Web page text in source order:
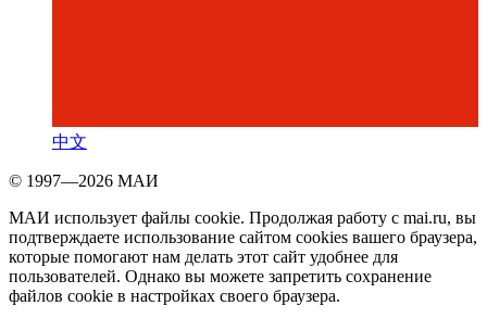
中文
© 1997—2026 МАИ
МАИ использует файлы cookie. Продолжая работу с mai.ru, вы
подтверждаете использование сайтом cookies вашего браузера,
которые помогают нам делать этот сайт удобнее для
пользователей. Однако вы можете запретить сохранение
файлов cookie в настройках своего браузера.